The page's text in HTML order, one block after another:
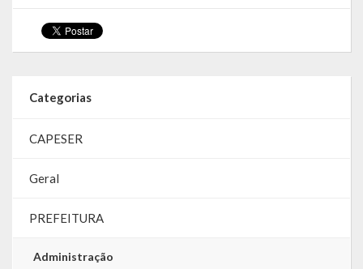
RGF – Relatório de Gestão Fiscal
RREO – Relatório Resumido da Execução Orçamentária
Categorias
CAPESER
Geral
PREFEITURA
Administração